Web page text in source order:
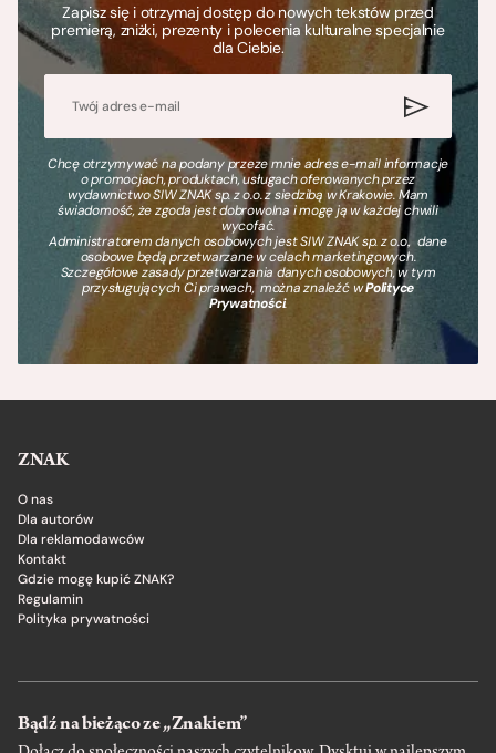
Zapisz się i otrzymaj dostęp do nowych tekstów przed
premierą, zniżki, prezenty i polecenia kulturalne specjalnie
dla Ciebie.
Chcę otrzymywać na podany przeze mnie adres e-mail informacje
o promocjach, produktach, usługach oferowanych przez
wydawnictwo SIW ZNAK sp. z o.o. z siedzibą w Krakowie. Mam
świadomość, że zgoda jest dobrowolna i mogę ją w każdej chwili
wycofać.
Administratorem danych osobowych jest SIW ZNAK sp. z o.o., dane
osobowe będą przetwarzane w celach marketingowych.
Szczegółowe zasady przetwarzania danych osobowych, w tym
przysługujących Ci prawach, można znaleźć wPolityce
Prywatności.
ZNAK
O nas
Dla autorów
Dla reklamodawców
Kontakt
Gdzie mogę kupić ZNAK?
Regulamin
Polityka prywatności
Bądź na bieżąco ze „Znakiem”